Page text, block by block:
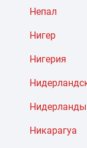
Непал
Нигер
Нигерия
Нидерланды
Никарагуа